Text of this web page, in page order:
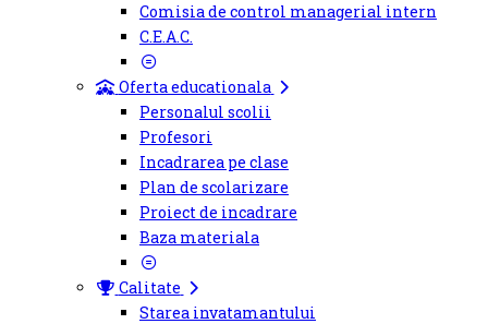
Comisia de control managerial intern
C.E.A.C.
Oferta educationala
Personalul scolii
Profesori
Incadrarea pe clase
Plan de scolarizare
Proiect de incadrare
Baza materiala
Calitate
Starea invatamantului